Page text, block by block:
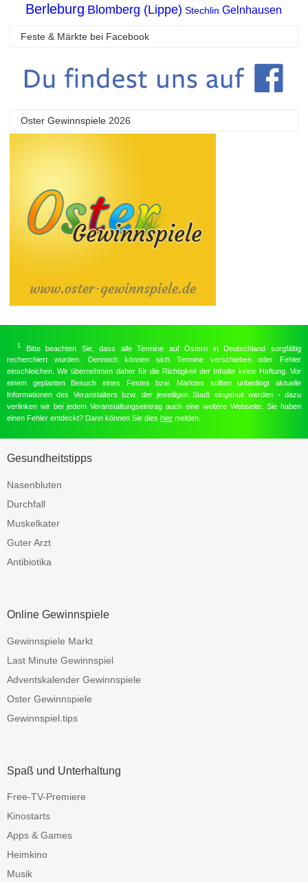
Berleburg Blomberg (Lippe) Stechlin Gelnhausen
Feste & Märkte bei Facebook
Oster Gewinnspiele 2026
1
Bitte beachten Sie, dass alle Termine auf Ostern in Deutschland sorgfältig
recherchiert wurden. Dennoch können sich Termine verschieben oder Fehler
einschleichen. Wir übernehmen daher für die Richtigkeit der Inhalte keine Haftung. Vor
einem geplanten Besuch eines Festes bzw. Marktes sollten unbedingt aktuelle
Informationen des Veranstalters bzw. der jeweiligen Stadt eingeholt werden - dazu
verlinken wir bei jedem Veranstaltungseintrag auch eine weitere Webseite. Sie haben
einen Fehler entdeckt? Dann können Sie dies hier melden.
Gesundheitstipps
Nasenbluten
Durchfall
Muskelkater
Guter Arzt
Antibiotika
Online Gewinnspiele
Gewinnspiele Markt
Last Minute Gewinnspiel
Adventskalender Gewinnspiele
Oster Gewinnspiele
Gewinnspiel.tips
Spaß und Unterhaltung
Free-TV-Premiere
Kinostarts
Apps & Games
Heimkino
Musik